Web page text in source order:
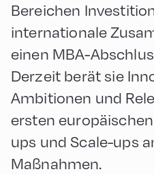
Bereichen
internationale
einen MBA-
Derzeit berät sie
Ambitionen und
ersten
ups und Scale-ups
Maßnahmen.